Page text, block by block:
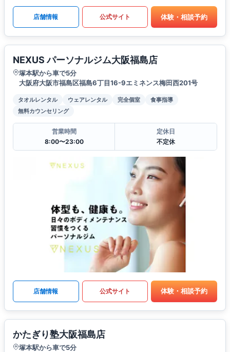
店舗情報 公式サイト 体験・相談予約
NEXUS パーソナルジム大阪福島店
塚本駅から車で5分
大阪府大阪市福島区福島6丁目16-9エミネンス梅田西201号
タオルレンタル ウェアレンタル 完全個室
食事指導
無料カウンセリング
営業時間
8:00〜23:00
定休日
不定休
店舗情報 公式サイト 体験・相談予約
かたぎり塾大阪福島店
塚本駅から車で5分